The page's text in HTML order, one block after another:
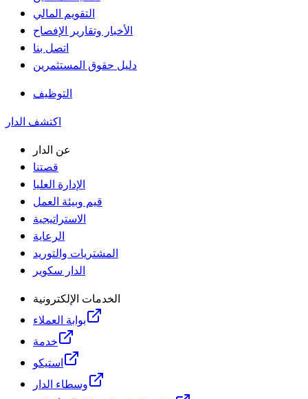
التقويم المالي
الأخبار وتقارير الإفصاح
اتصل بنا
دليل حقوق المستثمرين
التوظيف
اكتشف الدار
عن الدار
قصتنا
الإدارة العليا
قيم وبيئة العمل
الاستراتيجية
الرعاية
المشتريات والتوريد
الدار سكوير
الخدمات الإلكترونية
بوابة العملاء
خدمة
استيكو
وسطاء الدار